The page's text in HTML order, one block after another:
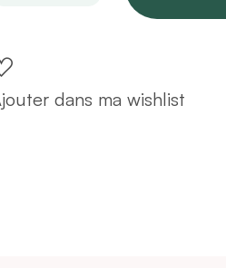
dans ma wishlist